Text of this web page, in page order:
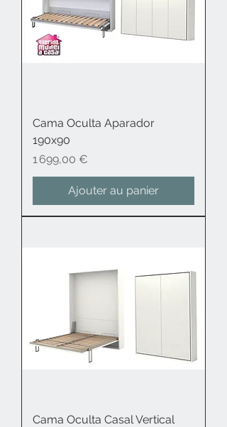
Cama Oculta Aparador
190x90
Prix
1 699,00 €
Ajouter au panier
Cama Oculta Casal Vertical